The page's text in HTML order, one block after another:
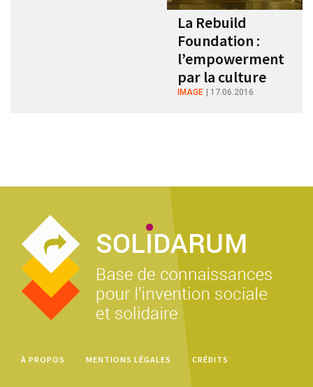
La Rebuild
Foundation :
l’empowerment
par la culture
IMAGE 17.06.2016
À PROPOS MENTIONS LÉGALES CRÉDITS